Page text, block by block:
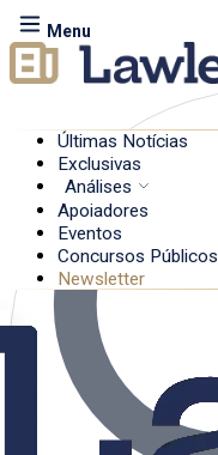
Menu
Últimas Notícias
Exclusivas
Análises
Apoiadores
Eventos
Concursos Públicos
Newsletter